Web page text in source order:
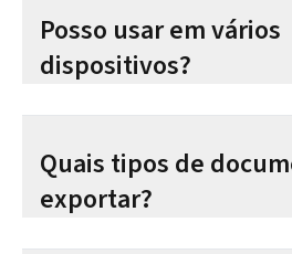
Posso usar em vários
dispositivos?
Quais tipos de
exportar?